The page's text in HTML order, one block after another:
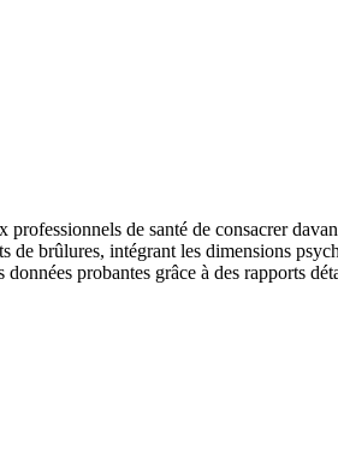
de santé de consacrer
brûlures, intégrant les dimensions
probantes grâce à des rapports